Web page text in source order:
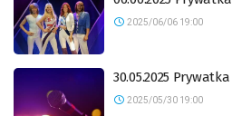
2025/06/06 19:00
30.05.2025 Prywatka
2025/05/30 19:00